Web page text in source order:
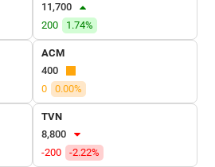
11,700
200
1.74%
ACM
400
0
0.00%
TVN
8,800
-200
-2.22%